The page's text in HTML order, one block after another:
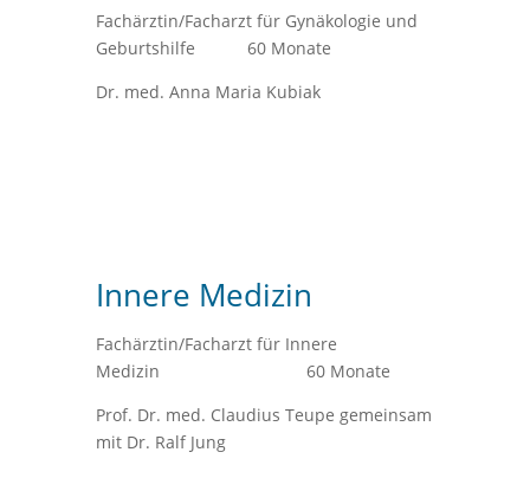
Fachärztin/Facharzt für Gynäkologie und
Geburtshilfe 60 Monate
Dr. med. Anna Maria Kubiak
Innere Medizin
Fachärztin/Facharzt für Innere
Medizin 60 Monate
Prof. Dr. med. Claudius Teupe gemeinsam
mit Dr. Ralf Jung